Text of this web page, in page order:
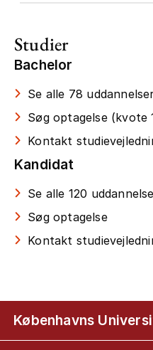
Studier
Bachelor
Se alle 78
Søg optagelse (kvote
Kontakt
Kandidat
Se alle 120
Søg optagelse
Kontakt
Københavns